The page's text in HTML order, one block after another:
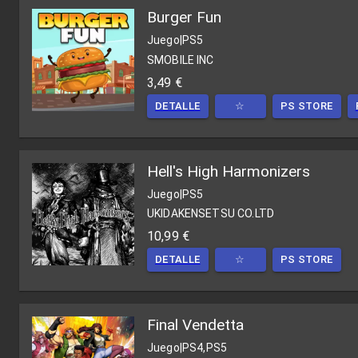
Burger Fun
Juego PS5
SMOBILE INC
3,49 €
DETALLE ☆ PS STORE
Hell's High Harmonizers
Juego|PS5
UKIDAKENSETSU CO.LTD
10,99 €
DETALLE ☆ PS STORE
Final Vendetta
Juego PS4,PS5